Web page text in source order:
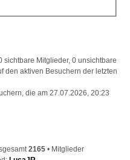
sichtbare Mitglieder, 0 unsichtbare
den aktiven Besuchern der letzten
die am 27.07.2026, 20:23
2165 • Mitglieder